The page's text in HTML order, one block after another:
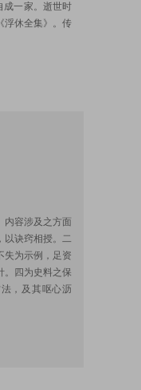
成一家。逝世时
浮休全集》。传
内容涉及之方面
以诀窍相授。二
失为示例，足资
。四为史料之保
，及其呕心沥